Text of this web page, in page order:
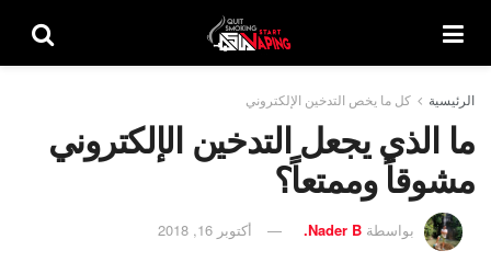
الرئيسية كل ما يخص التدخين الإلكتروني
ما الذي يجعل التدخين الإلكتروني
مشوقاً وممتعاً؟
بواسطة Nader B. أكتوبر 16, 2018